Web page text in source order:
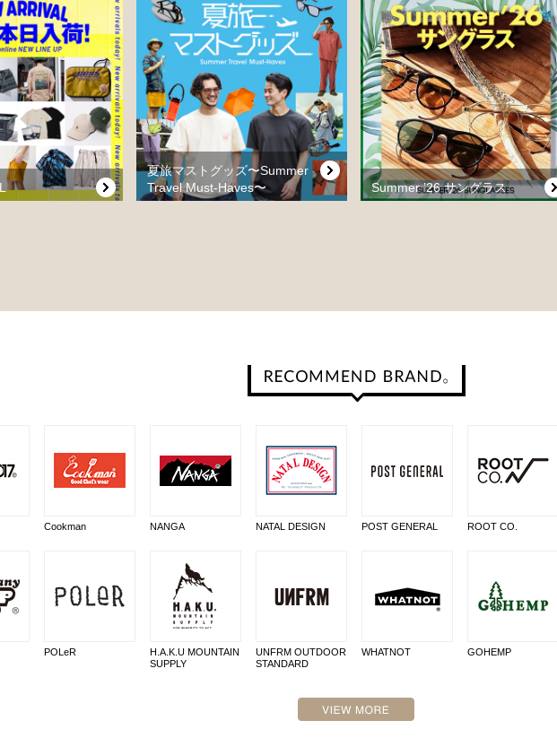
夏旅マストグッズ〜Summer
Travel Must-Haves〜
Summer ’26 サングラス
Cookman NANGA NATAL DESIGN POST GENERAL ROOT CO.
POLeR
H.A.K.U MOUNTAIN
SUPPLY
UNFRM OUTDOOR
STANDARD
WHATNOT GOHEMP